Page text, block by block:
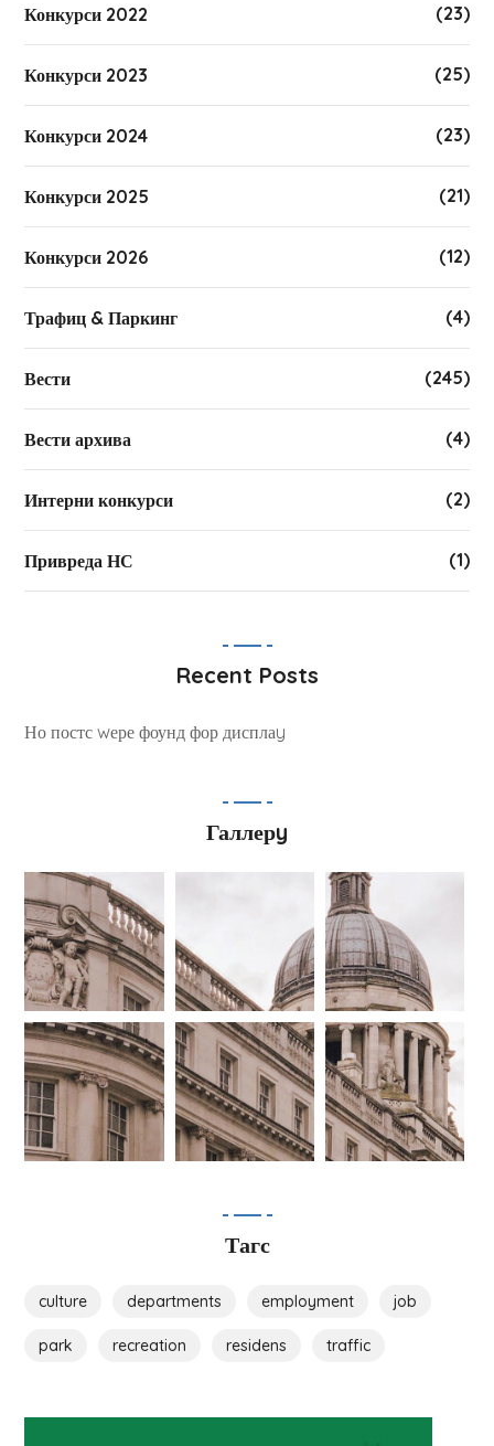
Конкурси 2022 (23)
Конкурси 2023 (25)
Конкурси 2024 (23)
Конкурси 2025 (21)
Конкурси 2026 (12)
Трафиц & Паркинг (4)
Вести (245)
Вести архива (4)
Интерни конкурси (2)
Привреда НС (1)
Recent Posts
Но постс wере фоунд фор дисплаy
Галлерy
Тагс
culture departments employment job
park recreation residens traffic